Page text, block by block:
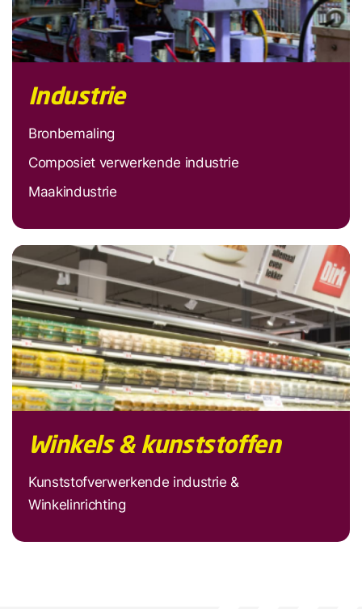
Industrie
Bronbemaling
Composiet verwerkende industrie
Maakindustrie
Winkels & kunststoffen
Kunststofverwerkende industrie &
Winkelinrichting